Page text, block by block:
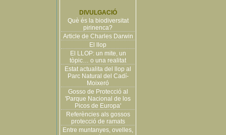
DIVULGACIÓ
Què és la biodiversitat
pirinenca?
Article de Charles Darwin
El llop
El LLOP: un mite, un
tòpic… o una realitat
Estat actualita del llop al
Parc Natural del Cadí-
Moixeró
Gosso de Protecció al
'Parque Nacional de los
Picos de Europa'
Referències als gossos
protecció de ramats
Entre muntanyes, ovelles,